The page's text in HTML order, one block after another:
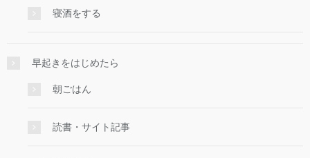
寝酒をする
早起きをはじめたら
朝ごはん
読書・サイト記事